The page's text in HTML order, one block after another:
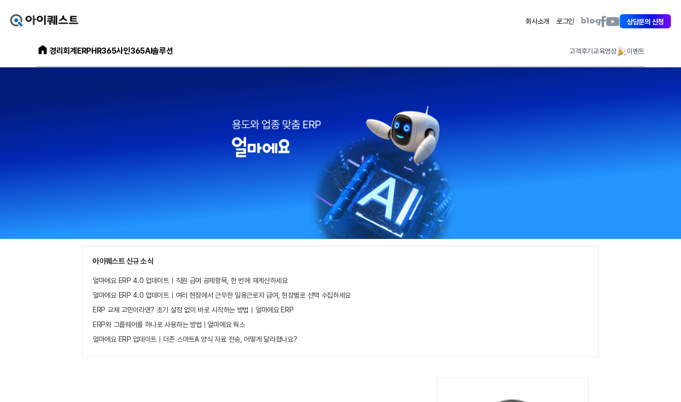
스
얼
회사소개 로그인
아
스
트
블
아
이
스
트
페
아
스
트
유
상담문의 신청
아
이
퀘
경리회계 ERPHR365사인365AI솔루션 고객후기교육영상 이벤트
아이퀘스트 신규 소식
얼마에요 ERP 4.0 업데이트｜직원 급여 공제항목, 한 번에 재계산하세요
얼마에요 ERP 4.0 업데이트｜여러 현장에서 근무한 일용근로자 급여, 현장별로 선택 수집하세요
ERP 교체 고민이라면? 초기 설정 없이 바로 시작하는 방법｜얼마에요 ERP
ERP와 그룹웨어를 하나로 사용하는 방법 | 얼마에요 웍스
얼마에요 ERP 업데이트｜더존 스마트A 양식 자료 전송, 어떻게 달라졌나요?